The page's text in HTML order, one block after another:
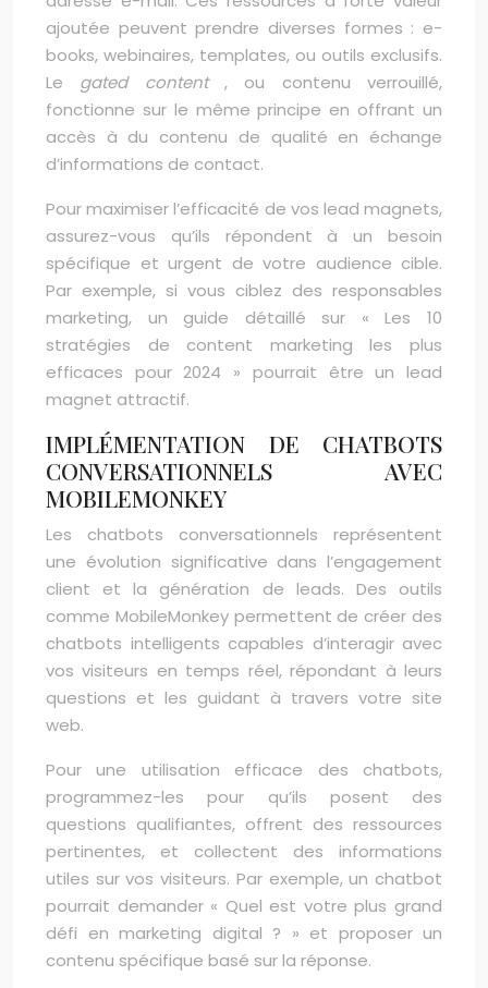
ajoutée peuvent prendre diverses formes : e-
books, webinaires, templates, ou outils exclusifs.
Le gated content, ou contenu verrouillé,
fonctionne sur le même principe en offrant un
accès à du contenu de qualité en échange
d’informations de contact.
Pour maximiser l’efficacité de vos lead magnets,
assurez-vous qu’ils répondent à un besoin
spécifique et urgent de votre audience cible.
Par exemple, si vous ciblez des responsables
marketing, un guide détaillé sur « Les 10
stratégies de content marketing les plus
efficaces pour 2024 » pourrait être un lead
magnet attractif.
IMPLÉMENTATION DE CHATBOTS
CONVERSATIONNELS AVEC
MOBILEMONKEY
Les chatbots conversationnels représentent
une évolution significative dans l’engagement
client et la génération de leads. Des outils
comme MobileMonkey permettent de créer des
chatbots intelligents capables d’interagir avec
vos visiteurs en temps réel, répondant à leurs
questions et les guidant à travers votre site
web.
Pour une utilisation efficace des chatbots,
programmez-les pour qu’ils posent des
questions qualifiantes, offrent des ressources
pertinentes, et collectent des informations
utiles sur vos visiteurs. Par exemple, un chatbot
pourrait demander « Quel est votre plus grand
défi en marketing digital ? » et proposer un
contenu spécifique basé sur la réponse.